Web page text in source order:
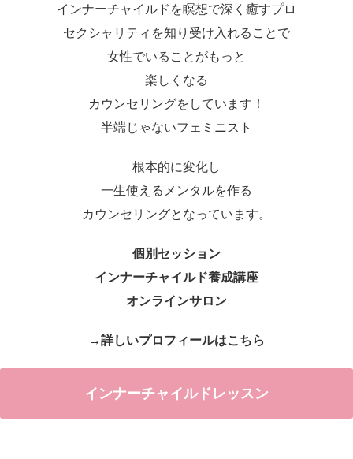
インナーチャイルドを瞑想で深く癒すプロ
セクシャリティを知り受け入れることで
女性でいることがもっと
楽しくなる
カウンセリングをしています！
半端じゃないフェミニスト
根本的に変化し
一生使えるメンタルを作る
カウンセリングとなっています。
個別セッション
インナーチャイルド養成講座
オンラインサロン
→詳しいプロフィールはこちら
インナーチャイルドレッスン